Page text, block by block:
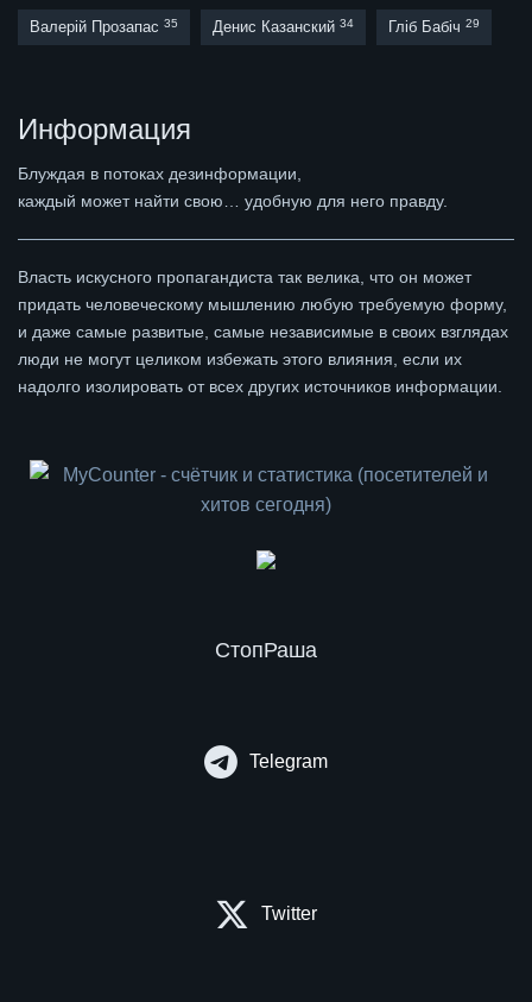
Валерій Прозапас 35 Денис Казанский 34 Гліб Бабіч 29
Информация
Блуждая в потоках дезинформации,
каждый может найти свою… удобную для него правду.
Власть искусного пропагандиста так велика, что он может
придать человеческому мышлению любую требуемую форму,
и даже самые развитые, самые независимые в своих взглядах
люди не могут целиком избежать этого влияния, если их
надолго изолировать от всех других источников информации.
СтопРаша
Telegram
Twitter